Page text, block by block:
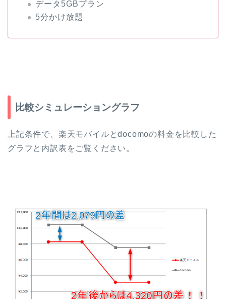
データ5GBプラン
5分かけ放題
比較シミュレーショングラフ
上記条件で、楽天モバイルとdocomoの料金を比較した
グラフと内訳表をご覧ください。